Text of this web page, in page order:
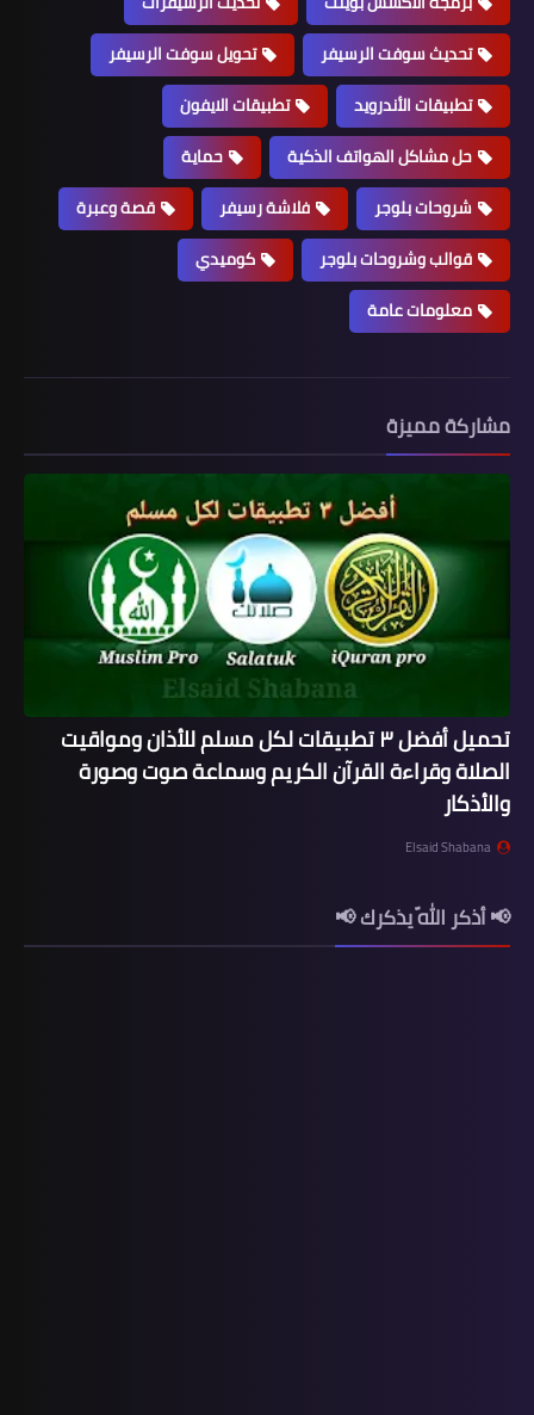
تحديث سوفت الرسيفر
تحويل سوفت الرسيفر
تطبيقات الأندرويد
تطبيقات الايفون
حل مشاكل الهواتف الذكية
حماية
شروحات بلوجر
فلاشة رسيفر
قصة وعبرة
قوالب وشروحات بلوجر
كوميدي
معلومات عامة
مشاركة مميزة
تحميل أفضل ٣ تطبيقات لكل مسلم للأذان ومواقيت
الصلاة وقراءة القرآن الكريم وسماعة صوت وصورة
والأذكار
Elsaid Shabana
📢 أذكر اللّه يذكرك 📢